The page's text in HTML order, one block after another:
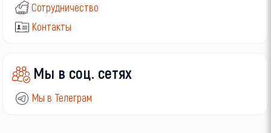
Сотрудничество
Контакты
Мы в соц. сетях
Мы в Телеграм